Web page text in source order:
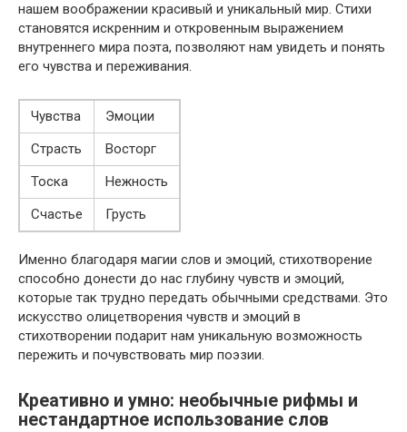
нашем воображении красивый и уникальный мир. Стихи
становятся искренним и откровенным выражением
внутреннего мира поэта, позволяют нам увидеть и понять
его чувства и переживания.
Чувства
Эмоции
Страсть
Восторг
Тоска
Нежность
Счастье
Грусть
Именно благодаря магии слов и эмоций, стихотворение
способно донести до нас глубину чувств и эмоций,
которые так трудно передать обычными средствами. Это
искусство олицетворения чувств и эмоций в
стихотворении подарит нам уникальную возможность
пережить и почувствовать мир поэзии.
Креативно и умно: необычные рифмы и
нестандартное использование слов